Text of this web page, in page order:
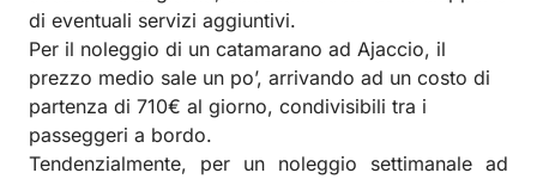
di eventuali servizi aggiuntivi.
Per il noleggio di un catamarano ad Ajaccio, il
prezzo medio sale un po’, arrivando ad un costo di
partenza di 710€ al giorno, condivisibili tra i
passeggeri a bordo.
Tendenzialmente, per un noleggio settimanale ad